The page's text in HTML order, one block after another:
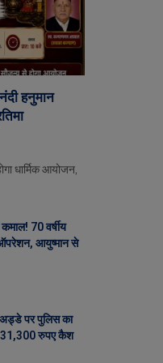
हनुमान
धार्मिक आयोजन,
70 वर्षीय
आयुष्मान से
पर पुलिस का
31,300 रुपए कैश